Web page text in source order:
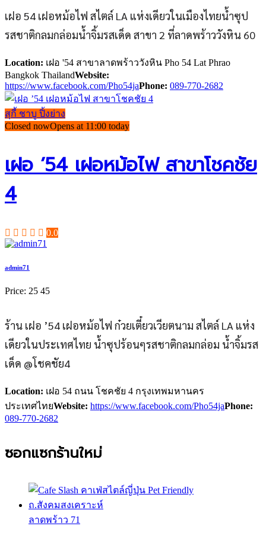
เฝอ 54 เฝอหม้อไฟ สไตล์ LA แห่งเดียวในเมืองไทยน้ำซุป
รสชาติกลมกล่อมน้ำจิ้มรสเด็ด สาขา 2 ที่ลาดพร้าววังหิน 60
Location: เฝอ '54 สาขาลาดพร้าววังหิน Pho 54 Lat Phrao
Bangkok ThailandWebsite:
https://www.facebook.com/Pho54jaPhone: 089-770-2682
สุกี้ ชาบู ปิ้งย่าง
Closed nowOpens at 11:00 today
เฝอ ’54 เฝอหม้อไฟ สาขาโชคชัย
4
0.0
admin71
Price: 25 45
ร้าน เฝอ ’54 เฝอหม้อไฟ ก๋วยเตี๋ยวเวียตนาม สไตล์ LA แห่ง
เดียวในประเทศไทย น้ำซุปร้อนๆรสชาติกลมกล่อม น้ำจิ้มรส
เด็ด @โชคชัย4
Location: เฝอ 54 ถนน โชคชัย 4 กรุงเทพมหานคร
ประเทศไทยWebsite: https://www.facebook.com/Pho54jaPhone:
089-770-2682
ซอกแซกร้านใหม่
ลาดพร้าว 71